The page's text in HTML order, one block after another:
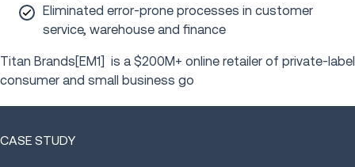
Eliminated error-prone processes in customer
service, warehouse and finance
Titan Brands[EM1] is a $200M+ online retailer of private-label
consumer and small business go
CASE STUDY